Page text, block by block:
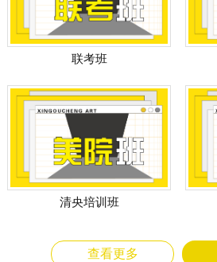
联考班
清央培训班
查看更多